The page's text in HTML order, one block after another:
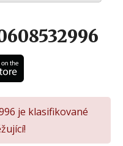
je klasifikované